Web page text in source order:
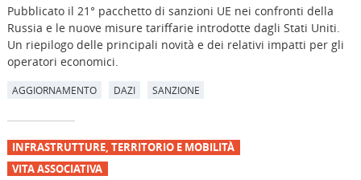
Pubblicato il 21° pacchetto di sanzioni UE nei confronti della
Russia e le nuove misure tariffarie introdotte dagli Stati Uniti.
Un riepilogo delle principali novità e dei relativi impatti per gli
operatori economici.
AGGIORNAMENTO DAZI SANZIONE
INFRASTRUTTURE, TERRITORIO E MOBILITÀ
VITA ASSOCIATIVA